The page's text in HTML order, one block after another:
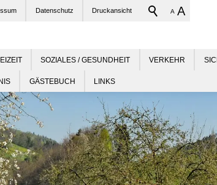
SOZIALES / GESUNDHEIT VERKEHR
GÄSTEBUCH LINKS
Datenschutz Druckansicht A A